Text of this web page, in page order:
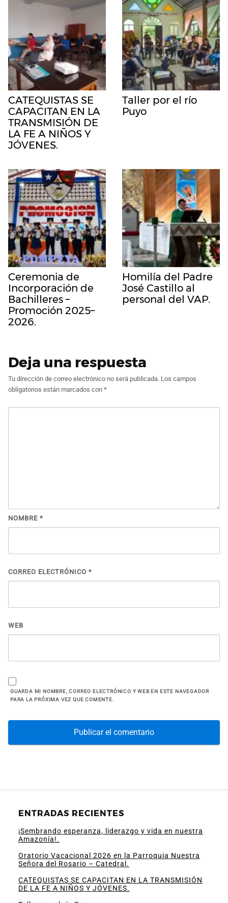
CATEQUISTAS SE
CAPACITAN EN LA
TRANSMISIÓN DE
LA FE A NIÑOS Y
JÓVENES.
Taller por el río
Puyo
Ceremonia de
Incorporación de
Bachilleres –
Promoción 2025–
2026.
Homilía del Padre
José Castillo al
personal del VAP.
Deja una respuesta
Tu dirección de correo electrónico no será publicada. Los campos
obligatorios están marcados con *
NOMBRE *
CORREO ELECTRÓNICO *
WEB
GUARDA MI NOMBRE, CORREO ELECTRÓNICO Y WEB EN ESTE NAVEGADOR
PARA LA PRÓXIMA VEZ QUE COMENTE.
ENTRADAS RECIENTES
¡Sembrando esperanza, liderazgo y vida en nuestra
Amazonía!.
Oratorio Vacacional 2026 en la Parroquia Nuestra
Señora del Rosario – Catedral.
CATEQUISTAS SE CAPACITAN EN LA TRANSMISIÓN
DE LA FE A NIÑOS Y JÓVENES.